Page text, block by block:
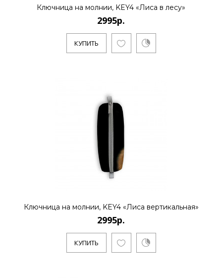
..
2995р.
2995р.
Ключница на молнии, KEY4 «Лиса в лесу»
2995р.
КУПИТЬ
Ключница на молнии, KEY4 «Лиса вертикальная»
2995р.
КУПИТЬ